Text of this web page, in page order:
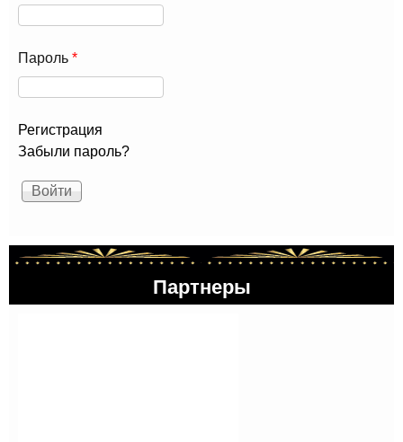
Пароль *
Регистрация
Забыли пароль?
Партнеры